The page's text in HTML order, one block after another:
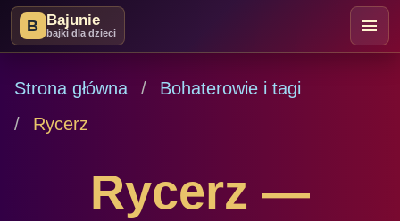
B Bajunie
bajki dla dzieci
Strona główna
Bohaterowie i tagi
Rycerz
Rycerz —